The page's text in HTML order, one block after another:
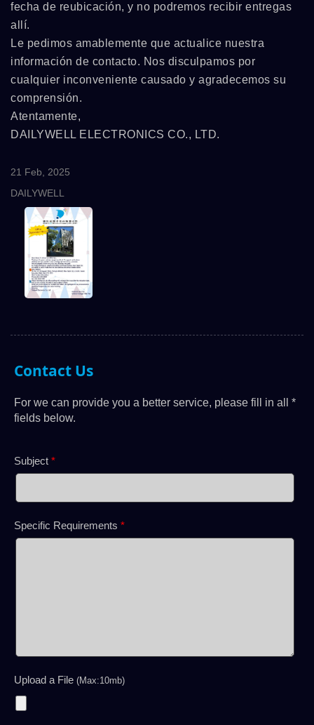
fecha de reubicación, y no podremos recibir entregas
allí.
Le pedimos amablemente que actualice nuestra
información de contacto. Nos disculpamos por
cualquier inconveniente causado y agradecemos su
comprensión.
Atentamente,
DAILYWELL ELECTRONICS CO., LTD.
21 Feb, 2025
DAILYWELL